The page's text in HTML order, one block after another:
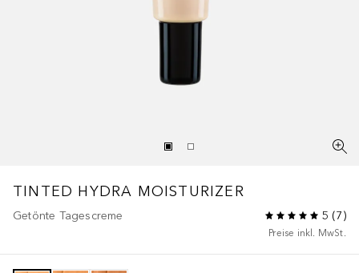
TINTED HYDRA MOISTURIZER
Getönte Tagescreme 5 (7)
Preise inkl. MwSt.